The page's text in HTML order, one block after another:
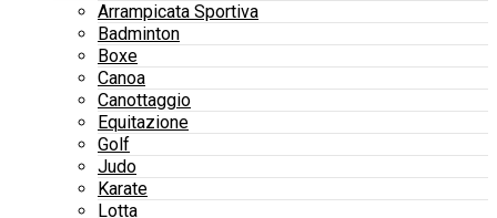
Arrampicata Sportiva
Badminton
Boxe
Canoa
Canottaggio
Equitazione
Golf
Judo
Karate
Lotta